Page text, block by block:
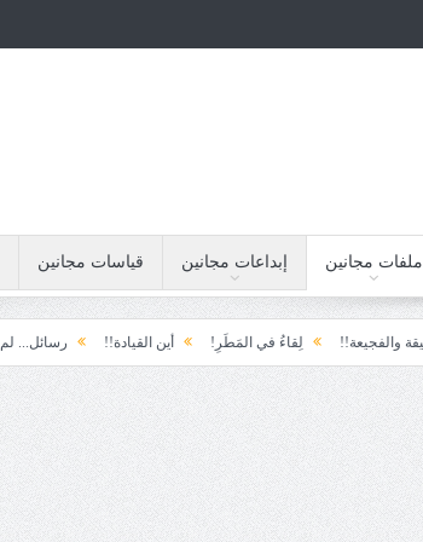
ملفات مجانين إبداعات مجانين قياسات مجانين
لِقاءُ في المَطَرِ! أين القيادة!! رسائل... لم أرسلها!